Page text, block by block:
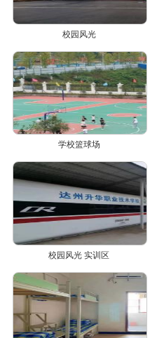
校园风光
学校篮球场
校园风光 实训区